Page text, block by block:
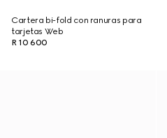
Cartera bi-fold con ranuras para
tarjetas Web
R 10 600